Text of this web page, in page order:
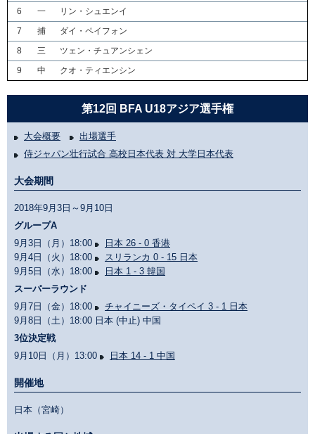
6
一
リン・シュエンイ
7
捕
ダイ・ペイフォン
8
三
ツェン・チュアンシェン
9
中 クオ・ティエンシン
第12回 BFA U18アジア選手権
大会概要
出場選手
侍ジャパン壮行試合 高校日本代表 対 大学日本代表
大会期間
2018年9月3日～9月10日
グループA
9月3日（月）18:00
日本 26 - 0 香港
9月4日（火）18:00
スリランカ 0 - 15 日本
9月5日（水）18:00
日本 1 - 3 韓国
スーパーラウンド
9月7日（金）18:00
チャイニーズ・タイペイ 3 - 1 日本
9月8日（土）18:00 日本 (中止) 中国
3位決定戦
9月10日（月）13:00
日本 14 - 1 中国
開催地
日本（宮崎）